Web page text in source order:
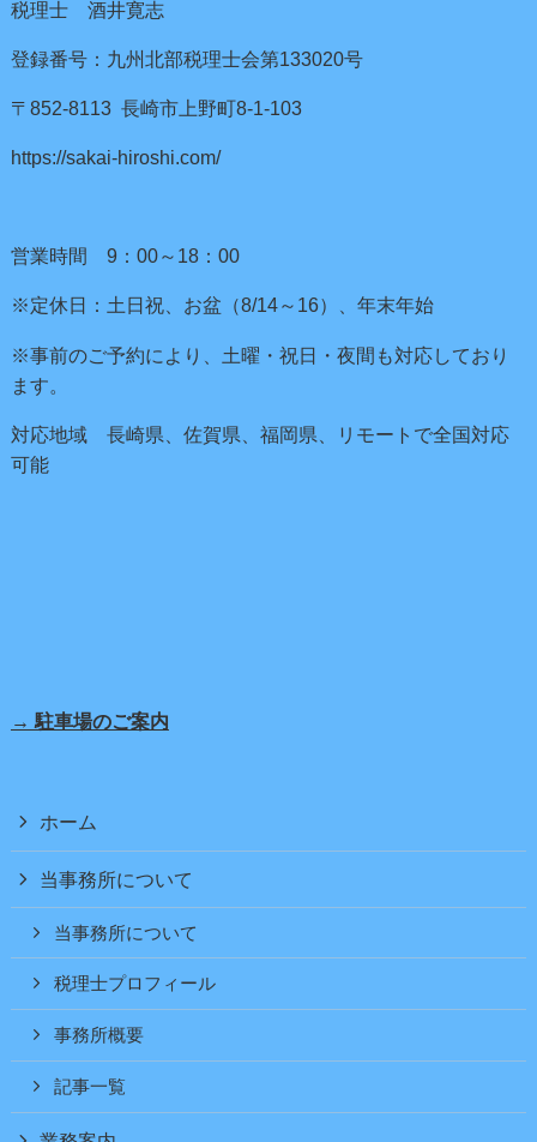
税理士 酒井寛志
登録番号：九州北部税理士会第133020号
〒852-8113 長崎市上野町8-1-103
https://sakai-hiroshi.com/
営業時間 9：00～18：00
※定休日：土日祝、お盆（8/14～16）、年末年始
※事前のご予約により、土曜・祝日・夜間も対応しており
ます。
対応地域 長崎県、佐賀県、福岡県、リモートで全国対応
可能
→ 駐車場のご案内
ホーム
当事務所について
当事務所について
税理士プロフィール
事務所概要
記事一覧